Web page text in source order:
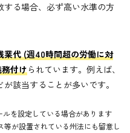
る場合、必ず高い水準の方
業代 (週40時間超の労働に対
付けられています。例えば、
該当することが多いです。
を設定している場合があります
が設置されている州法にも留意し